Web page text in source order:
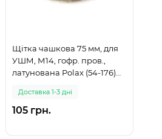
Щітка чашкова 75 мм, для
УШМ, М14, гофр. пров.,
латунована Polax (54-176)
Доставка 1-3 дні
105 грн.